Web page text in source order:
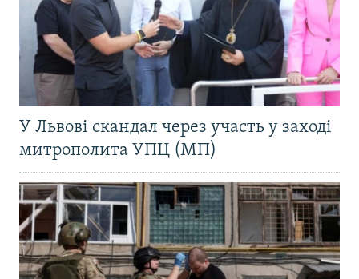
У Львові скандал через участь у заході
митрополита УПЦ (МП)